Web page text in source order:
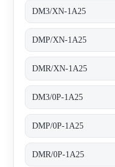
DM3/XN-1A25
DMP/XN-1A25
DMR/XN-1A25
DM3/0P-1A25
DMP/0P-1A25
DMR/0P-1A25